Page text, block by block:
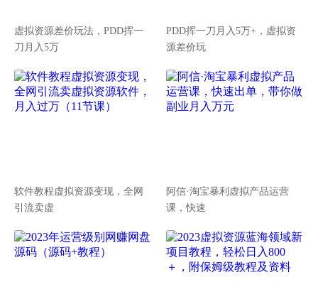
虚拟资源差价玩法，PDD挥一
刀月入5万
PDD挥一刀月入5万+，虚拟资
源差价玩
软件教程虚拟资源变现，全网
引流卖虚
阿信·淘宝暴利虚拟产品运营
课，快速